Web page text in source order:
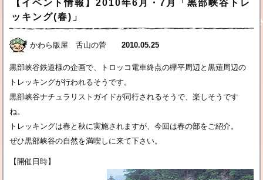
【イベント情報】2010年6月・7月「黒部峡谷トレ
ッキング(春)」
かわら版屋 舌山の菅 2010.05.25
黒部峡谷鉄道様の企画で、トロッコ電車終点の欅平周辺と黒薙周辺の
トレッキングが行われるそうです。
黒部峡谷ナチュラリストガイドが同行されるそうで、楽しそうです
ね。
トレッキングは春と秋に実施されますが、今回は春の部をご紹介。
ぜひ黒部峡谷の自然を満喫しに来て下さい。
【開催日時】